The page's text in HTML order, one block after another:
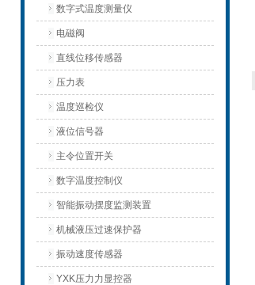
数字式温度测量仪
电磁阀
直线位移传感器
压力表
温度巡检仪
液位信号器
主令位置开关
数字温度控制仪
智能振动摆度监测装置
机械液压过速保护器
振动速度传感器
YXK压力力显控器